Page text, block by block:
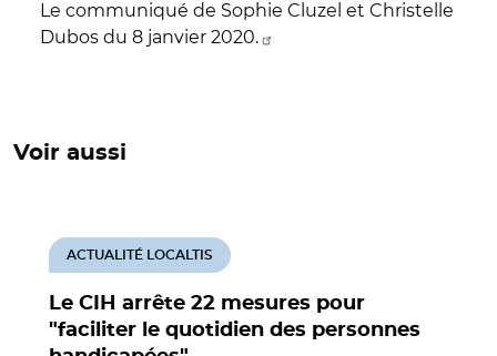
Le communiqué de Sophie Cluzel et Christelle
Dubos du 8 janvier 2020.
Voir aussi
Le CIH arrête 22 mesures pour
"faciliter le quotidien des personnes
ACTUALITÉ LOCALTIS